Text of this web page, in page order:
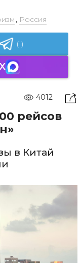
, Россия
(1)
4012
рейсов
в Китай